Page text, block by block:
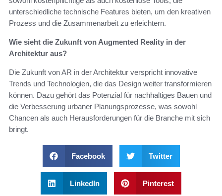
unterschiedliche technische Features bieten, um den kreativen
Prozess und die Zusammenarbeit zu erleichtern.
Wie sieht die Zukunft von Augmented Reality in der
Architektur aus?
Die Zukunft von AR in der Architektur verspricht innovative
Trends und Technologien, die das Design weiter transformieren
können. Dazu gehört das Potenzial für nachhaltiges Bauen und
die Verbesserung urbaner Planungsprozesse, was sowohl
Chancen als auch Herausforderungen für die Branche mit sich
bringt.
Facebook Twitter
LinkedIn Pinterest